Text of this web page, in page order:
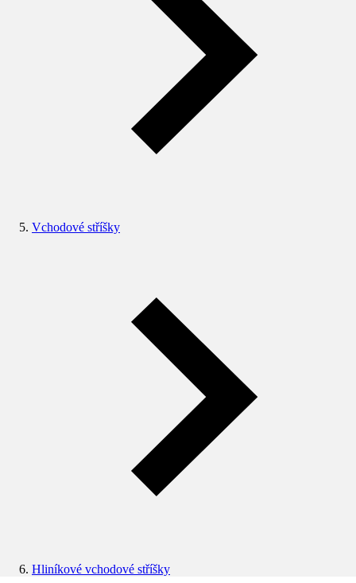
Vchodové stříšky
Hliníkové vchodové stříšky